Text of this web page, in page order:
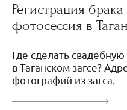
Регистрация
фотосессия в
Где сделать
в Таганском загсе?
фотографий из загса.